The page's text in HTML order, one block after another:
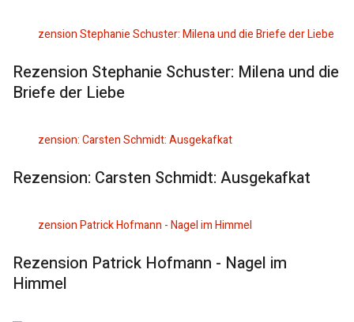
Rezension Stephanie Schuster: Milena und die
Briefe der Liebe
Rezension: Carsten Schmidt: Ausgekafkat
Rezension Patrick Hofmann - Nagel im
Himmel